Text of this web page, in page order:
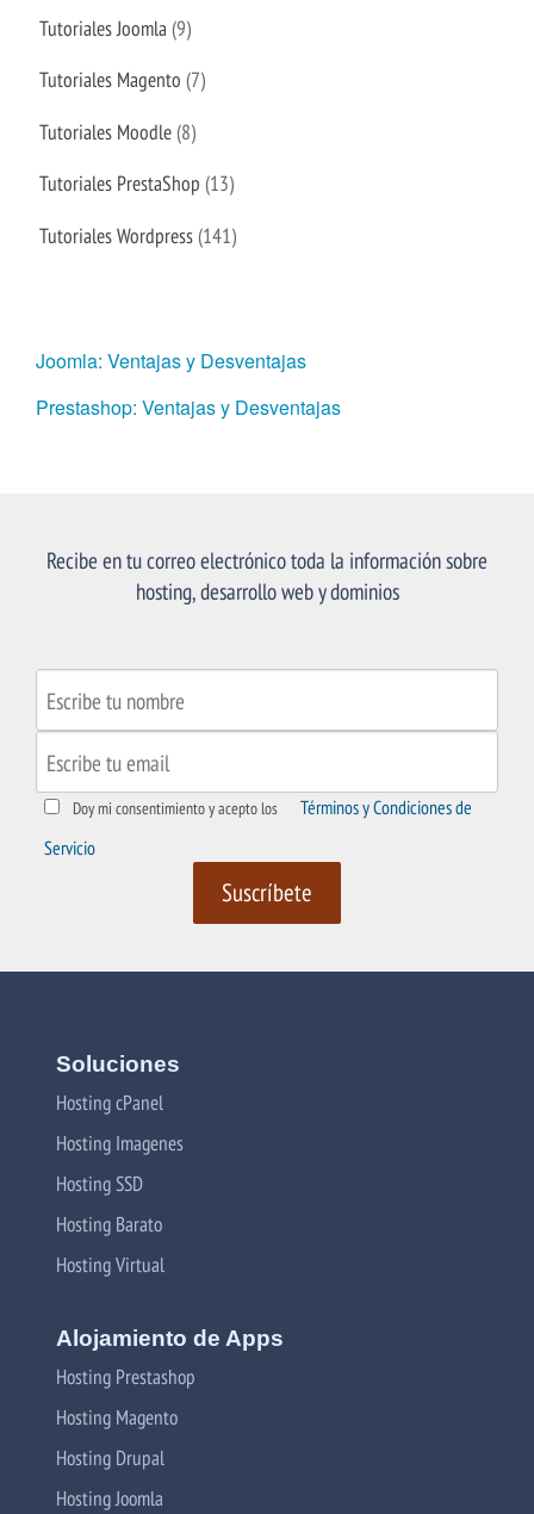
Tutoriales Joomla (9)
Tutoriales Magento (7)
Tutoriales Moodle (8)
Tutoriales PrestaShop (13)
Tutoriales Wordpress (141)
Joomla: Ventajas y Desventajas
Prestashop: Ventajas y Desventajas
Recibe en tu correo electrónico toda la información sobre
hosting, desarrollo web y dominios
Doy mi consentimiento y acepto los
Términos y Condiciones de
Servicio
Soluciones
Hosting cPanel
Hosting Imagenes
Hosting SSD
Hosting Barato
Hosting Virtual
Alojamiento de Apps
Hosting Prestashop
Hosting Magento
Hosting Drupal
Hosting Joomla